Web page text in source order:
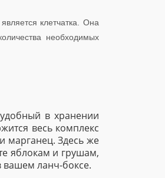
клетчатка. Она
необходимых
в хранении
весь комплекс
марганец. Здесь же
яблокам и грушам,
вашем ланч-боксе.